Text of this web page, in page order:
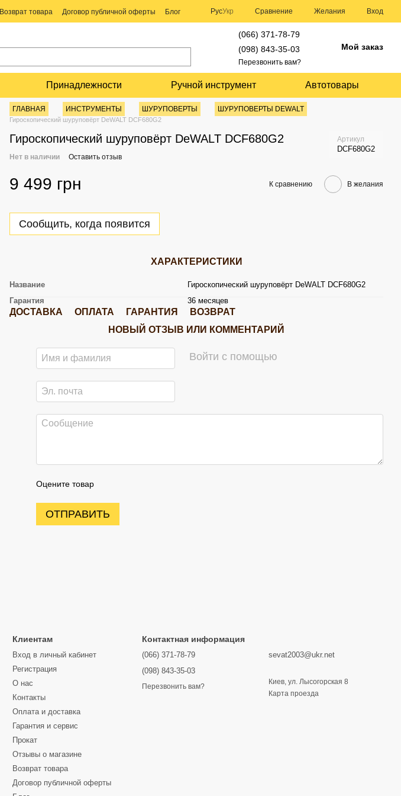
Возврат товара Договор публичной оферты
Блог
РусУкр Сравнение Желания Вход
(066) 371-78-79
(098) 843-35-03
Перезвонить вам?
Мой заказ
Принадлежности Ручной инструмент Автотовары
ГЛАВНАЯ ИНСТРУМЕНТЫ ШУРУПОВЕРТЫ ШУРУПОВЕРТЫ DEWALT
Гироскопический шуруповёрт DeWALT DCF680G2
Гироскопический шуруповёрт DeWALT DCF680G2 Артикул
DCF680G2
Нет в наличии Оставить отзыв
9 499 грн К сравнению В желания
Сообщить, когда появится
ХАРАКТЕРИСТИКИ
Название
Гироскопический шуруповёрт DeWALT DCF680G2
Гарантия
36 месяцев
ДОСТАВКА ОПЛАТА ГАРАНТИЯ
ВОЗВРАТ
НОВЫЙ ОТЗЫВ ИЛИ КОММЕНТАРИЙ
Войти с помощью
Оцените товар
ОТПРАВИТЬ
Клиентам
Вход в личный кабинет
Регистрация
О нас
Контакты
Оплата и доставка
Гарантия и сервис
Прокат
Отзывы о магазине
Возврат товара
Договор публичной оферты
Контактная информация
(066) 371-78-79
(098) 843-35-03
Перезвонить вам?
sevat2003@ukr.net
Киев, ул. Лысогорская 8
Карта проезда